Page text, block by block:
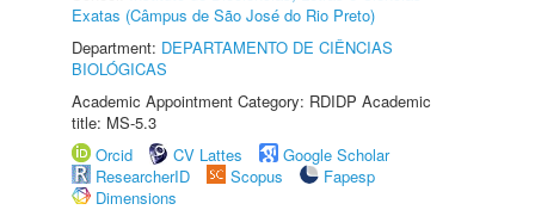
Exatas (Câmpus de São José do Rio Preto)
Department: DEPARTAMENTO DE CIÊNCIAS
BIOLÓGICAS
Academic Appointment Category: RDIDP Academic
title: MS-5.3
Orcid
CV Lattes
Google Scholar
ResearcherID
Scopus
Fapesp
Dimensions